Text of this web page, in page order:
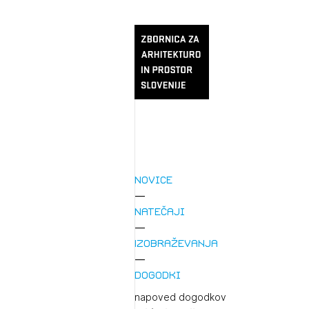
Novice
Natečaji
Izobraževanja
Dogodki
napoved dogodkov